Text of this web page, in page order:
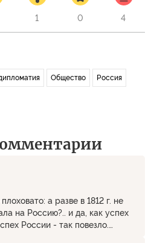
1 0 4
Общество Россия
а разве в 1812 г. не
на Россию?.. и да, как успех
России - так повезло.